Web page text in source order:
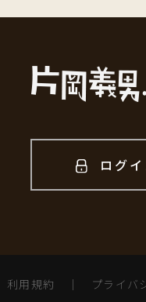
ログイ
利用規約 ｜ プライバ